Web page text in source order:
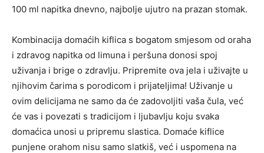
100 ml napitka dnevno, najbolje ujutro na prazan stomak.
Kombinacija domaćih kiflica s bogatom smjesom od oraha
i zdravog napitka od limuna i peršuna donosi spoj
uživanja i brige o zdravlju. Pripremite ova jela i uživajte u
njihovim čarima s porodicom i prijateljima! Uživanje u
ovim delicijama ne samo da će zadovoljiti vaša čula, već
će vas i povezati s tradicijom i ljubavlju koju svaka
domaćica unosi u pripremu slastica. Domaće kiflice
punjene orahom nisu samo slatkiš, već i uspomena na